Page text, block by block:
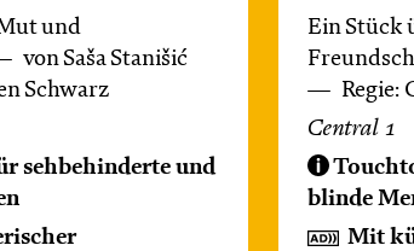
und
von Saša Stanišić
Schwarz
sehbehinderte und
Ein Stück
Regie:
Central 1
blinde
Mit